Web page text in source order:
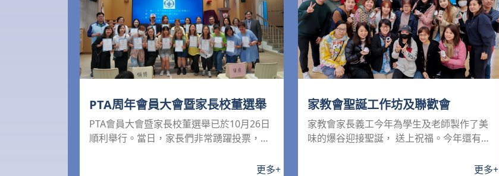
PTA周年會員大會暨家長校董選舉
PTA會員大會暨家長校董選舉已於10月26日
順利舉行。當日，家長們非常踴躍投票，禮
更多+
家教會聖誕工作坊及聯歡會
家教會家長義工今年為學生及老師製作了美
味的爆谷迎接聖誕， 送上祝福。今年還有家
更多+